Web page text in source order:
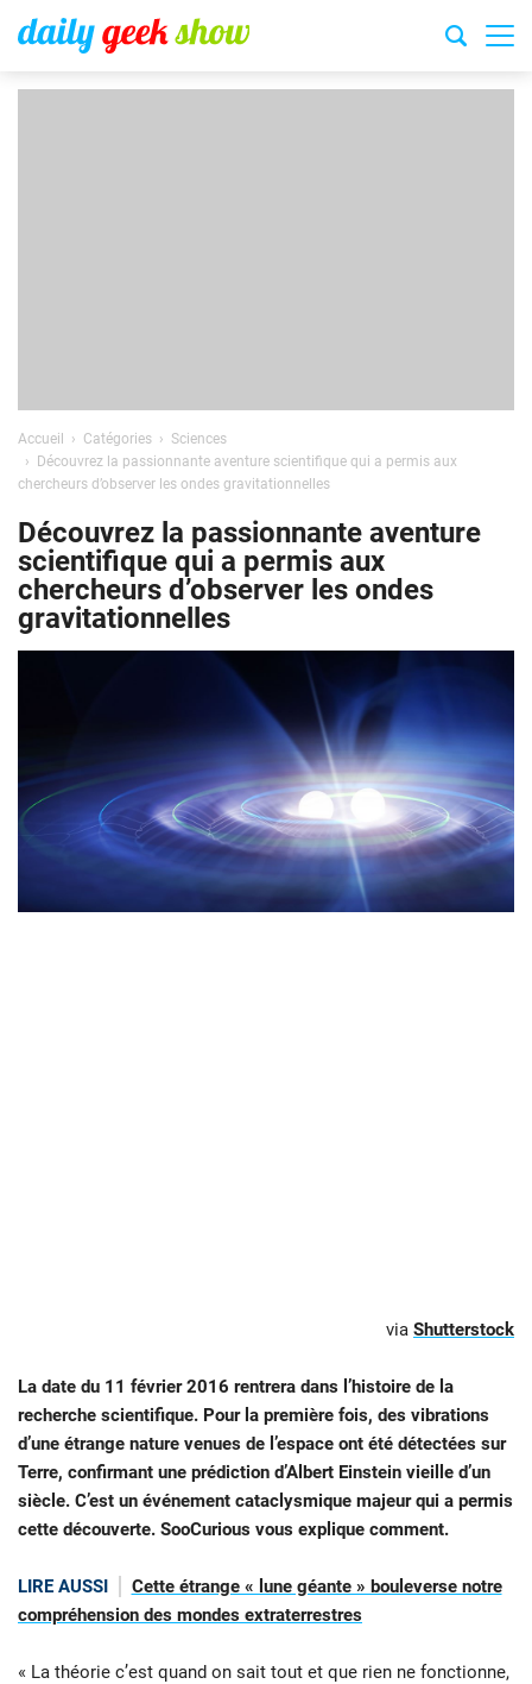
Accueil Catégories
Sciences
Découvrez la passionnante aventure scientifique qui a permis aux
chercheurs d’observer les ondes gravitationnelles
Découvrez la passionnante aventure
scientifique qui a permis aux
chercheurs d’observer les ondes
gravitationnelles
via Shutterstock
La date du 11 février 2016 rentrera dans l’histoire de la
recherche scientifique. Pour la première fois, des vibrations
d’une étrange nature venues de l’espace ont été détectées sur
Terre, confirmant une prédiction d’Albert Einstein vieille d’un
siècle. C’est un événement cataclysmique majeur qui a permis
cette découverte. SooCurious vous explique comment.
LIRE AUSSI
Cette étrange « lune géante » bouleverse notre
compréhension des mondes extraterrestres
« La théorie c’est quand on sait tout et que rien ne fonctionne,